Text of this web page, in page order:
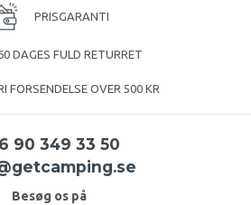
PRISGARANTI
DAGES FULD RETURRET
FORSENDELSE OVER 500 KR
90 349 33 50
Besøg os på